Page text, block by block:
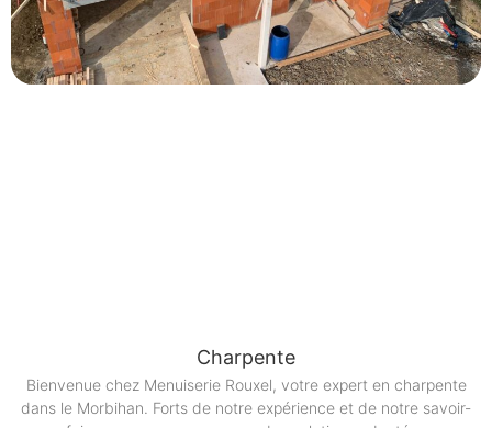
Charpente
Bienvenue chez Menuiserie Rouxel, votre expert en charpente
dans le Morbihan. Forts de notre expérience et de notre savoir-